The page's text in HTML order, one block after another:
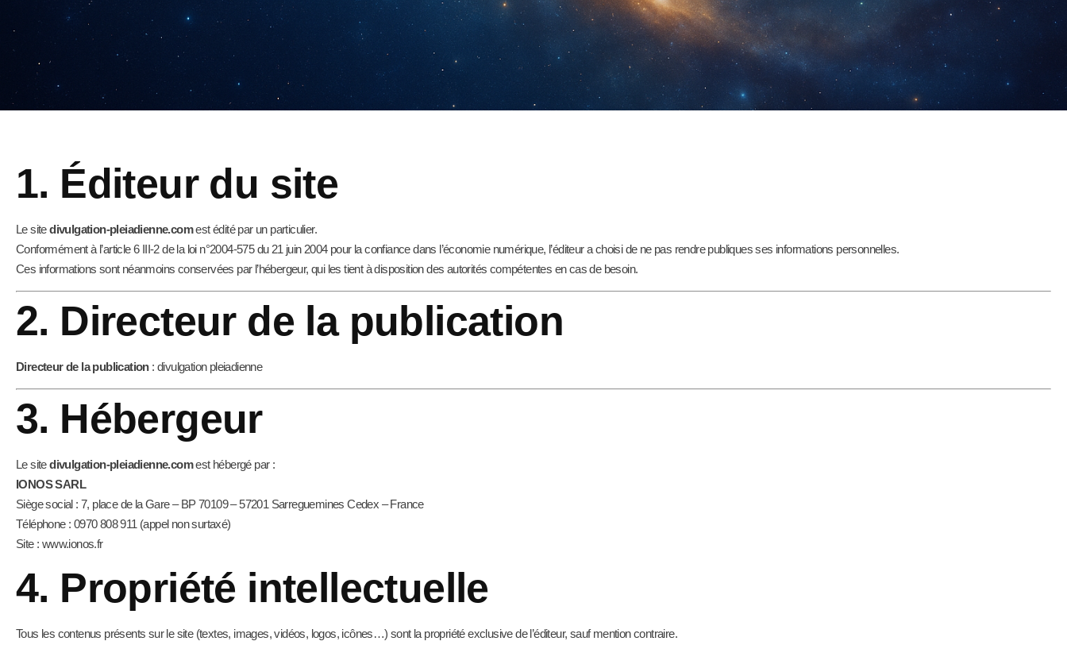
1. Éditeur du site
Le sitedivulgation-pleiadienne.comest édité par un particulier.
Conformément à l’article 6 III-2 de la loi n°2004-575 du 21 juin 2004 pour la confiance dans l’économie numérique, l’éditeur a choisi de ne pas rendre publiques ses informations personnelles.
Ces informations sont néanmoins conservées par l’hébergeur, qui les tient à disposition des autorités compétentes en cas de besoin.
2. Directeur de la publication
Directeur de la publication: divulgation pleiadienne
3. Hébergeur
Le sitedivulgation-pleiadienne.comest hébergé par :
IONOS SARL
Siège social : 7, place de la Gare – BP 70109 – 57201 Sarreguemines Cedex – France
Téléphone : 0970 808 911 (appel non surtaxé)
Site : www.ionos.fr
4. Propriété intellectuelle
Tous les contenus présents sur le site (textes, images, vidéos, logos, icônes…) sont la propriété exclusive de l’éditeur, sauf mention contraire.